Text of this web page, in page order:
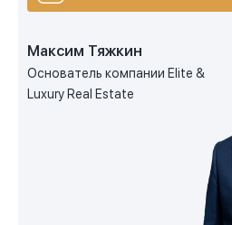
Максим Тяжкин
Основатель компании Elite &
Luxury Real Estate